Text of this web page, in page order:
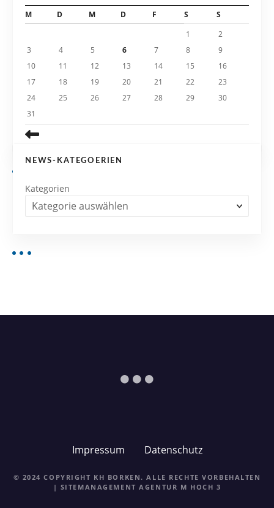
M
D M D F S
S
1
2
3
4 5 6 7 8
9
10
11 12 13 14 15
16
17
18 19 20 21 22
23
24
25 26 27 28 29
30
31
NEWS-KATEGOERIEN
Kategorien
Impressum Datenschutz
© 2024 COPYRIGHT KH BORKEN. ALLE RECHTE VORBEHALTEN
| SITEMANAGEMENTAGENTUR M HOCH 3